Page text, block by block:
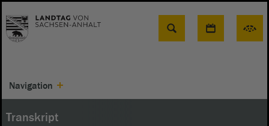
Suche
Navigation
Transkript